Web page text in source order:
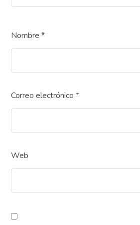
Nombre*
Correo electrónico*
Web